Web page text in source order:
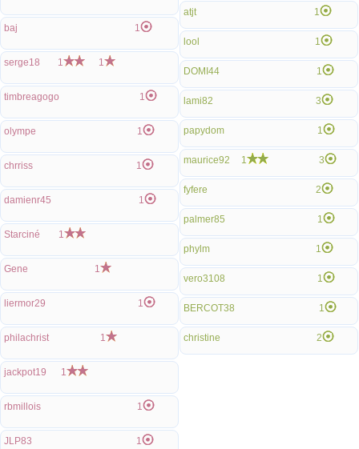
baj 1
serge18 1 1
timbreagogo 1
olympe 1
chrriss 1
damienr45 1
Starciné 1
Gene 1
liermor29 1
philachrist 1
jackpot19 1
rbmillois 1
JLP83 1
atjt 1
lool 1
DOMI44 1
lami82 3
papydom 1
maurice92 1 3
fyfere 2
palmer85 1
phylm 1
vero3108 1
BERCOT38 1
christine 2